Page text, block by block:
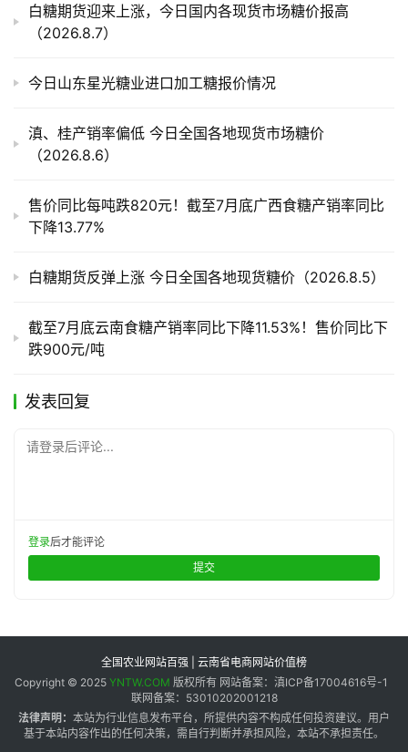
链
储
白糖期货迎来上涨，今日国内各现货市场糖价报高
（2026.8.7）
今日山东星光糖业进口加工糖报价情况
滇、桂产销率偏低 今日全国各地现货市场糖价
（2026.8.6）
售价同比每吨跌820元！截至7月底广西食糖产销率同比
下降13.77%
白糖期货反弹上涨 今日全国各地现货糖价（2026.8.5）
截至7月底云南食糖产销率同比下降11.53%！售价同比下
跌900元/吨
发表回复
请登录后评论...
登录后才能评论
提交
全国农业网站百强 | 云南省电商网站价值榜
Copyright © 2025 YNTW.COM 版权所有 网站备案：滇ICP备17004616号-1
联网备案：53010202001218
法律声明： 本站为行业信息发布平台，所提供内容不构成任何投资建议。用户
基于本站内容作出的任何决策，需自行判断并承担风险，本站不承担责任。